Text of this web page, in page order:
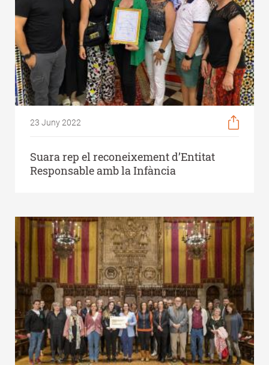
23 Juny 2022
Suara rep el reconeixement d’Entitat
Responsable amb la Infància